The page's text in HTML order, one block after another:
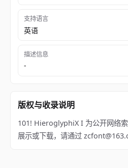
支持语言
英语
描述信息
-
版权与收录说明
101! HieroglyphiX I 为公开网络
展示或下载，请通过